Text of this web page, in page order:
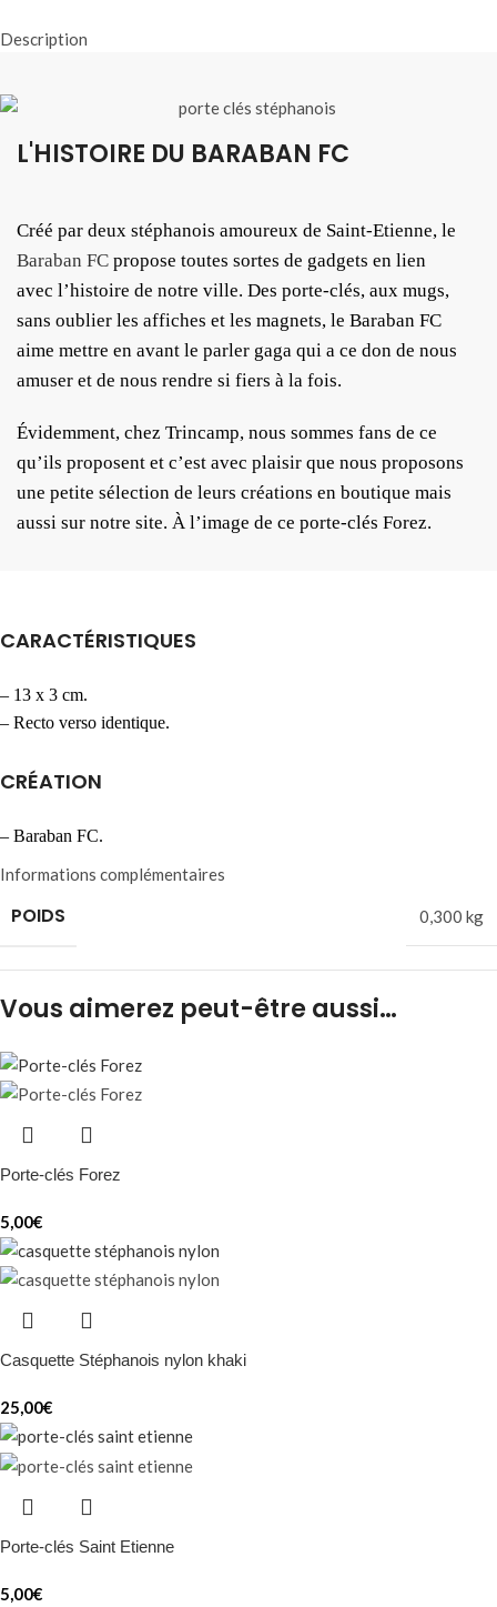
Description
L'HISTOIRE DU BARABAN FC
Créé par deux stéphanois amoureux de Saint-Etienne, le
Baraban FC propose toutes sortes de gadgets en lien
avec l’histoire de notre ville. Des porte-clés, aux mugs,
sans oublier les affiches et les magnets, le Baraban FC
aime mettre en avant le parler gaga qui a ce don de nous
amuser et de nous rendre si fiers à la fois.
Évidemment, chez Trincamp, nous sommes fans de ce
qu’ils proposent et c’est avec plaisir que nous proposons
une petite sélection de leurs créations en boutique mais
aussi sur notre site. À l’image de ce porte-clés Forez.
CARACTÉRISTIQUES
– 13 x 3 cm.
– Recto verso identique.
CRÉATION
– Baraban FC.
Informations complémentaires
POIDS 0,300 kg
Vous aimerez peut-être aussi…
Porte-clés Forez
5,00€
Casquette Stéphanois nylon khaki
25,00€
Porte-clés Saint Etienne
5,00€